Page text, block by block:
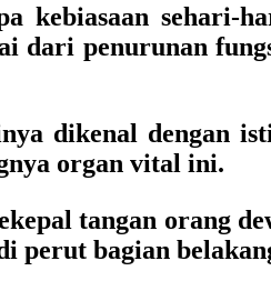
kebiasaan sehari-
dari penurunan
dikenal dengan
organ vital ini.
tangan orang
perut bagian